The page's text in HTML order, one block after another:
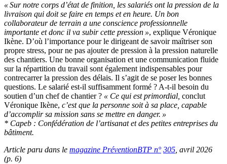
«Sur notre corps d’état de finition, les salariés ont la pression de la
livraison qui doit se faire en temps et en heure. Un bon
collaborateur de terrain a une conscience professionnelle
importante et donc il va subir cette pression », explique Véronique
Ikène. D’où l’importance pour le dirigeant de savoir maîtriser son
propre stress, pour ne pas ajouter de pression à la pression naturelle
des chantiers. Une bonne organisation et une communication fluide
sur la répartition du travail sont également indispensables pour
contrecarrer la pression des délais. Il s’agit de se poser les bonnes
questions. Le salarié est-il suffisamment formé ? A-t-il besoin du
soutien d’un chef de chantier ? « Ce qui est primordial, conclut
Véronique Ikène, c’est que la personne soit à sa place, capable
d’accomplir sa mission sans se mettre en danger. »
* Capeb : Confédération de l’artisanat et des petites entreprises du
bâtiment.
Article paru dans le magazine PréventionBTP n° 305 , avril 2026
(p. 6)